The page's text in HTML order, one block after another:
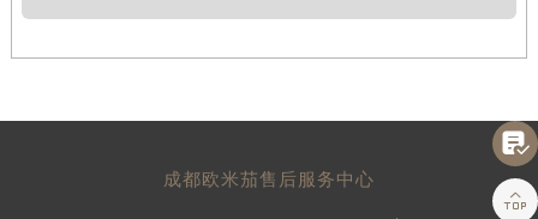
成都欧米茄售后服务中心

